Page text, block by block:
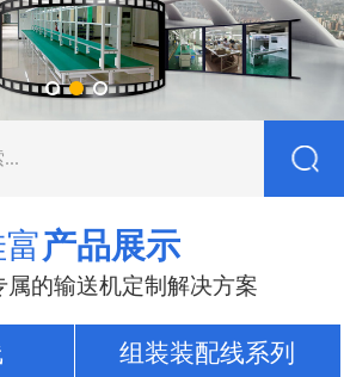
产品展示
属的输送机定制解决方案
组装装配线系列